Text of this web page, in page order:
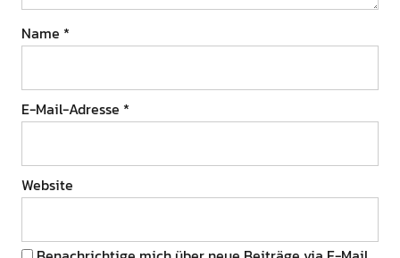
Name *
E-Mail-Adresse *
Website